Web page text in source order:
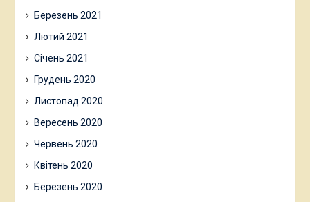
Березень 2021
Лютий 2021
Січень 2021
Грудень 2020
Листопад 2020
Вересень 2020
Червень 2020
Квітень 2020
Березень 2020